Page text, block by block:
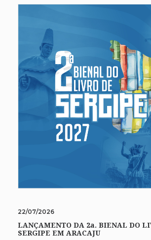
22/07/2026
LANÇAMENTO DA 2a. BIENAL DO
SERGIPE EM ARACAJU